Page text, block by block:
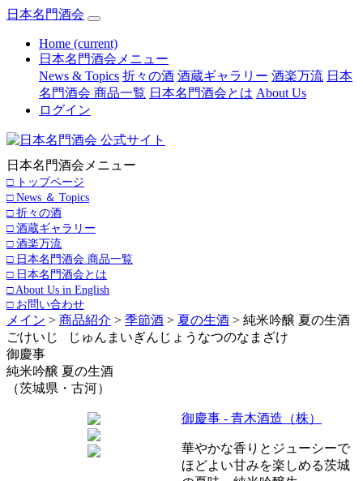
日本名門酒会
Home (current)
日本名門酒会メニュー
News & Topics 折々の酒 酒蔵ギャラリー 酒楽万流 日本
名門酒会 商品一覧 日本名門酒会とは About Us
ログイン
日本名門酒会メニュー
□ トップページ
□ News ＆ Topics
□ 折々の酒
□ 酒蔵ギャラリー
□ 酒楽万流
□ 日本名門酒会 商品一覧
□ 日本名門酒会とは
□ About Us in English
□ お問い合わせ
メイン > 商品紹介 > 季節酒 > 夏の生酒 > 純米吟醸 夏の生酒
ごけいじ じゅんまいぎんじょうなつのなまざけ
御慶事
純米吟醸 夏の生酒
（茨城県・古河）
御慶事 - 青木酒造（株）
華やかな香りとジューシーで
ほどよい甘みを楽しめる茨城